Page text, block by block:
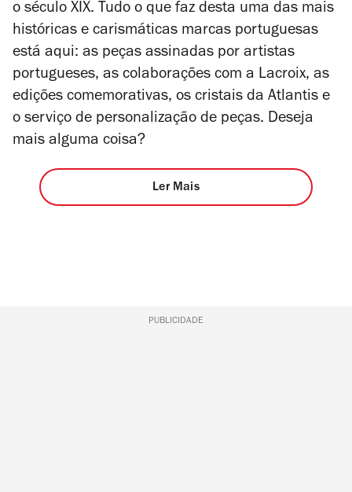
o século XIX. Tudo o que faz desta uma das mais
históricas e carismáticas marcas portuguesas
está aqui: as peças assinadas por artistas
portugueses, as colaborações com a Lacroix, as
edições comemorativas, os cristais da Atlantis e
o serviço de personalização de peças. Deseja
mais alguma coisa?
Ler Mais
PUBLICIDADE